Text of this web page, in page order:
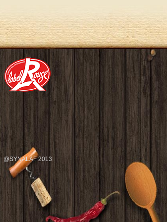
@SYNALAF 2013